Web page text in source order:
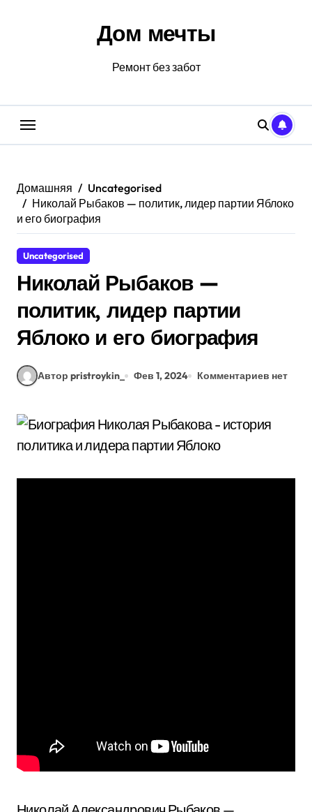
Дом мечты
Ремонт без забот
Домашняя
Uncategorised
Николай Рыбаков — политик, лидер партии Яблоко
и его биография
Uncategorised
Николай Рыбаков —
политик, лидер партии
Яблоко и его биография
Автор pristroykin_ Фев 1, 2024 Комментариев нет